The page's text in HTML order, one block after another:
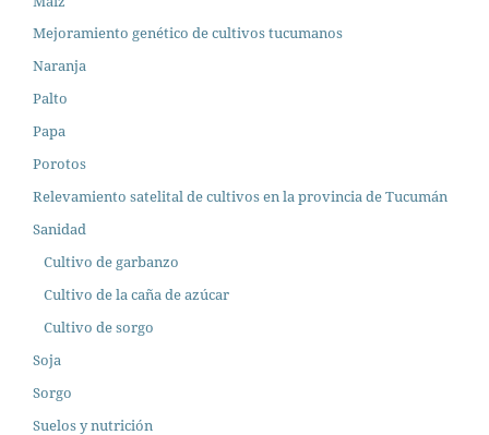
Mejoramiento genético de cultivos tucumanos
Naranja
Palto
Papa
Porotos
Relevamiento satelital de cultivos en la provincia de Tucumán
Sanidad
Cultivo de garbanzo
Cultivo de la caña de azúcar
Cultivo de sorgo
Soja
Sorgo
Suelos y nutrición